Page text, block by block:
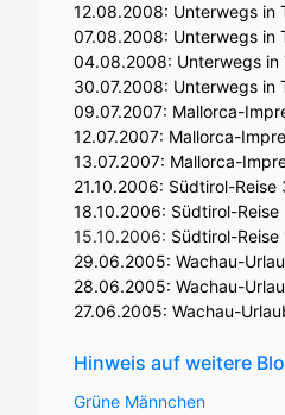
12.08.2008: Unterwegs in
07.08.2008: Unterwegs in
04.08.2008: Unterwegs
30.07.2008: Unterwegs in
09.07.2007: Mallorca-
12.07.2007: Mallorca-
13.07.2007: Mallorca-
21.10.2006: Südtirol-Reise
18.10.2006: Südtirol-
15.10.2006: Südtirol-
29.06.2005: Wachau-
28.06.2005: Wachau-
27.06.2005: Wachau-
Hinweis auf weitere
Grüne Männchen